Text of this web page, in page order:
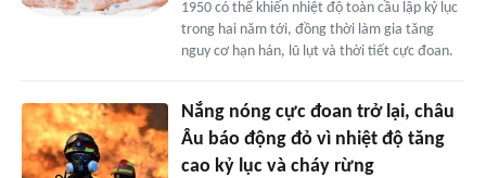
1950 có thể khiến nhiệt độ toàn cầu lập kỷ lục
trong hai năm tới, đồng thời làm gia tăng
nguy cơ hạn hán, lũ lụt và thời tiết cực đoan.
Nắng nóng cực đoan trở lại, châu
Âu báo động đỏ vì nhiệt độ tăng
cao kỷ lục và cháy rừng